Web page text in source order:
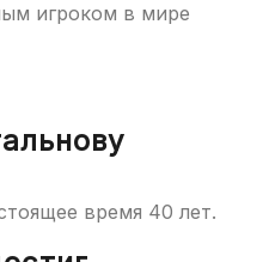
игроком в мире
время 40 лет.